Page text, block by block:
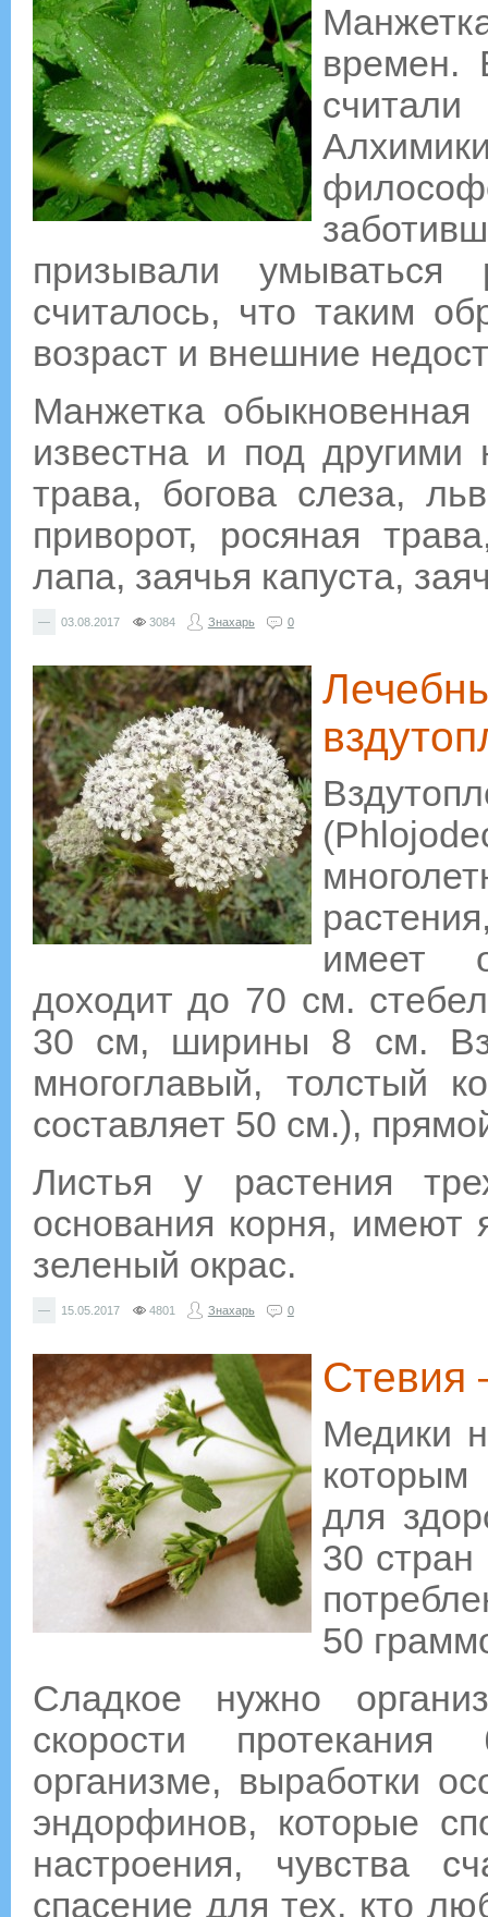
времен.
призывали
считалось, что таким
возраст и внешние
Манжетка
известна и под другими
трава, богова слеза,
приворот, росяная
лапа, заячья капуста,
— 03.08.2017 3084 Знахарь 0
имеет
доходит до 70 см.
30 см, ширины 8 см.
многоглавый, толстый
составляет 50 см.),
Листья у растения
основания корня, имеют
зеленый окрас.
— 15.05.2017 4801 Знахарь 0
Стевия
Медики
которым
для
30
50
Сладкое нужно
скорости протекания
организме, выработки
эндорфинов, которые
настроения, чувства
спасение для тех, кто